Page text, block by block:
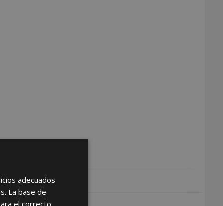
adecuados
La base de
el correcto